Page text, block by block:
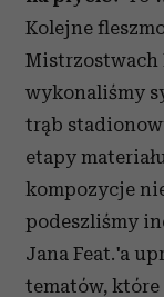
Kolejne
Mistrzostwach
wykonaliśmy
trąb
etapy
kompozycje
podeszliśmy
Jana Feat.'a
tematów,